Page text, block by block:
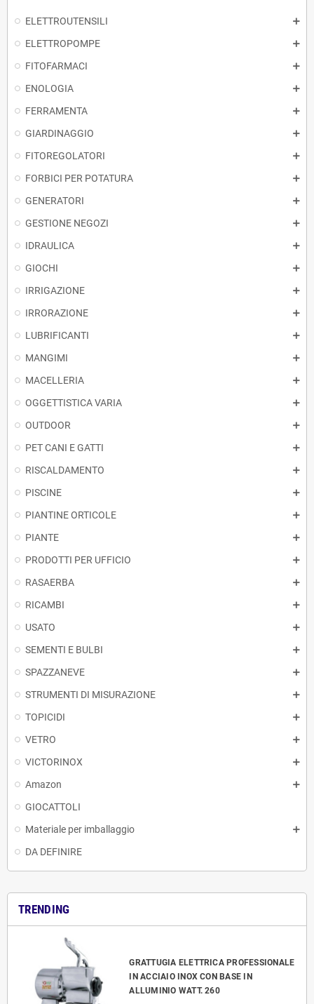
ELETTROUTENSILI
ELETTROPOMPE
FITOFARMACI
ENOLOGIA
FERRAMENTA
GIARDINAGGIO
FITOREGOLATORI
FORBICI PER POTATURA
GENERATORI
GESTIONE NEGOZI
IDRAULICA
GIOCHI
IRRIGAZIONE
IRRORAZIONE
LUBRIFICANTI
MANGIMI
MACELLERIA
OGGETTISTICA VARIA
OUTDOOR
PET CANI E GATTI
RISCALDAMENTO
PISCINE
PIANTINE ORTICOLE
PIANTE
PRODOTTI PER UFFICIO
RASAERBA
RICAMBI
USATO
SEMENTI E BULBI
SPAZZANEVE
STRUMENTI DI MISURAZIONE
TOPICIDI
VETRO
VICTORINOX
Amazon
GIOCATTOLI
Materiale per imballaggio
DA DEFINIRE
TRENDING
GRATTUGIA ELETTRICA PROFESSIONALE
IN ACCIAIO INOX CON BASE IN
ALLUMINIO WATT. 260